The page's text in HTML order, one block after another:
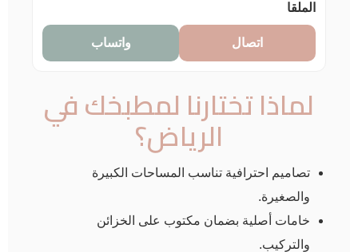
الملقا
اتصال واتساب
لماذا تختارنا لمطبخك في
الرياض؟
تصاميم احترافية تناسب المساحات الكبيرة
والصغيرة.
خامات أصلية بضمان مكتوب على الخزائن
والتركيب.